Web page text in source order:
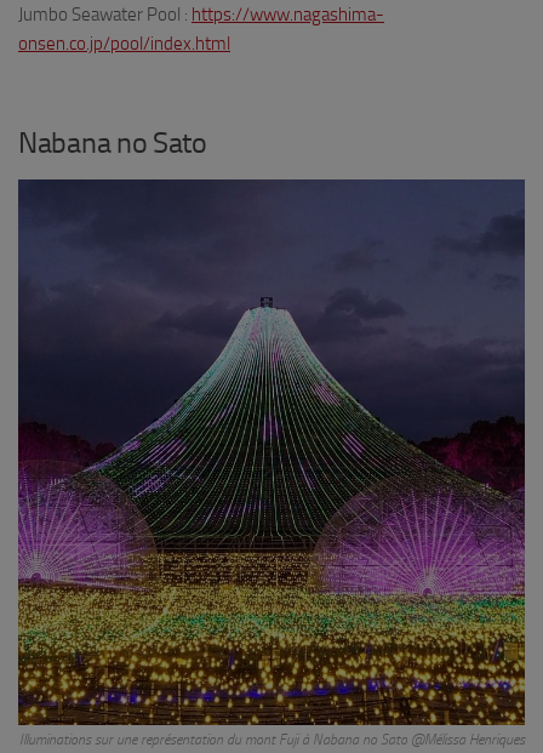
Jumbo Seawater Pool : https://www.nagashima-
onsen.co.jp/pool/index.html
Nabana no Sato
Illuminations sur une représentation du mont Fuji à Nabana no Sato @Mélissa Henriques